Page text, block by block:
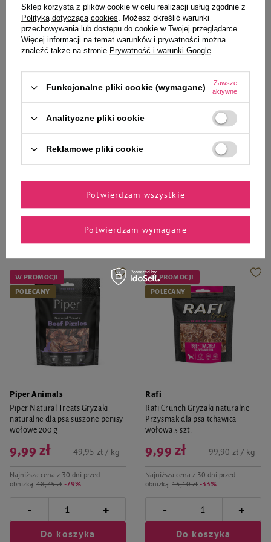
Przysmak dla psa szyje kacze 200
obniżką 18,13 zł -44%
9,99 zł 49,95 zł / kg
- +
Do koszyka
Piper Animals
naturalne dla psa suszone szyje
obniżką 19,43 zł -48%
49,95 zł / kg
- +
Do koszyka
W PROMOCJI
POLECANY
Piper Animals
Piper Natural Treats Gryzaki
naturalne dla psa suszone penisy
wołowe 200 g
Najniższa cena z 30 dni przed
obniżką 48,75 zł -79%
9,99 zł 49,95 zł / kg
- +
Do koszyka
W PROMOCJI
POLECANY
Rafi
Rafi Crunch Gryzaki naturalne
Przysmak dla psa tchawica
wołowa 5 szt.
Najniższa cena z 30 dni przed
obniżką 15,10 zł -33%
9,99 zł 99,90 zł / kg
- +
Do koszyka
Sklep korzysta z plików cookie w celu realizacji usług zgodnie z
Polityką dotyczącą cookies. Możesz określić warunki
przechowywania lub dostępu do cookie w Twojej przeglądarce.
Więcej informacji na temat warunków i prywatności można
znaleźć także na stronie Prywatność i warunki Google.
Funkcjonalne pliki cookie (wymagane)
Zawsze
aktywne
Analityczne pliki cookie
Reklamowe pliki cookie
Potwierdzam wymagane
Potwierdzam wszystkie